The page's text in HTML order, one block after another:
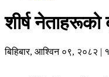
शीर्ष
बिहिबार, आश्विन ०९, २०८२ |